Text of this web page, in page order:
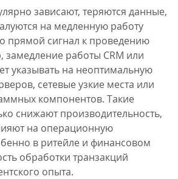
зависают, теряются данные,
на медленную работу
прямой сигнал к проведению
замедление работы CRM или
указывать на неоптимальную
сетевые узкие места или
компонентов. Такие
снижают производительность,
на операционную
в ритейле и финансовом
обработки транзакций
опыта.